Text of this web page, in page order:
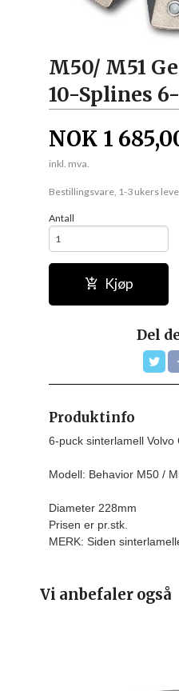
M50/ M51
10-Splines
NOK 1
inkl. mva.
Bestillingsvare, 1-3 ukers
Antall
Kjøp
Del
Produktinfo
6-puck sinterlamell
Modell: Behavior M50 /
Diameter 228mm
Prisen er pr.stk.
MERK: Siden
Vi anbefaler også